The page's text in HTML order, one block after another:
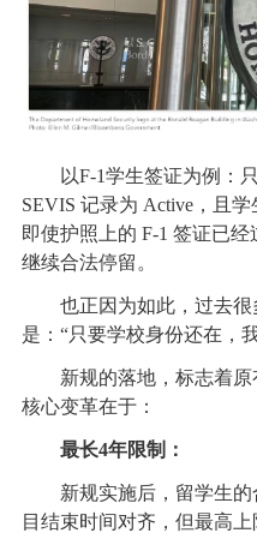
以F-1学生签证为例：只
SEVIS 记录为 Active，且
即使护照上的 F-1 签证已
继续合法停留。
也正因为如此，过去很
是：“只要学校身份还在，
新规的落地，标志着原
核心变革在于：
最长4年限制：
新规实施后，留学生的
目结束时间对齐，但最高